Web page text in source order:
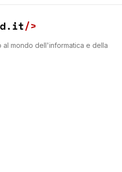
mondo dell'informatica e della